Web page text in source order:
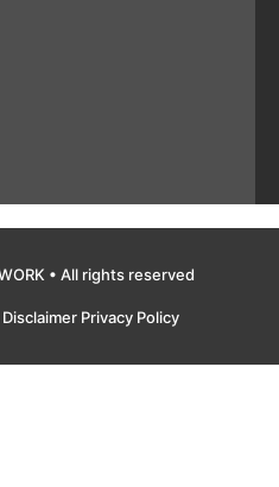
• All rights reserved
Disclaimer Privacy Policy